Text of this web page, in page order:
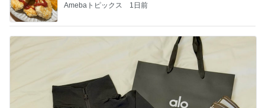
Amebaトピックス 1日前